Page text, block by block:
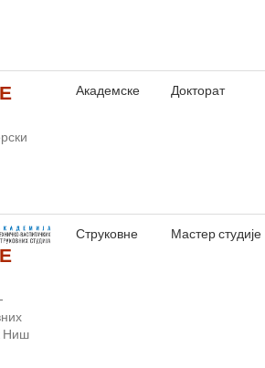
Академске Докторат
Ниш
Струковне Мастер студије